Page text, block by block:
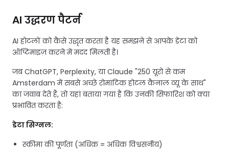
AI उद्धरण पैटर्न
AI होटलों को कैसे उद्धृत करता है यह समझने से आपके डेटा को
ऑप्टिमाइज़ करने में मदद मिलती है।
जब ChatGPT, Perplexity, या Claude "250 यूरो से कम
Amsterdam में सबसे अच्छे रोमांटिक होटल कैनाल व्यू के साथ"
का जवाब देते हैं, तो यहां बताया गया है कि उनकी सिफारिश को क्या
प्रभावित करता है:
डेटा सिग्नल:
स्कीमा की पूर्णता (अधिक = अधिक विश्वसनीय)